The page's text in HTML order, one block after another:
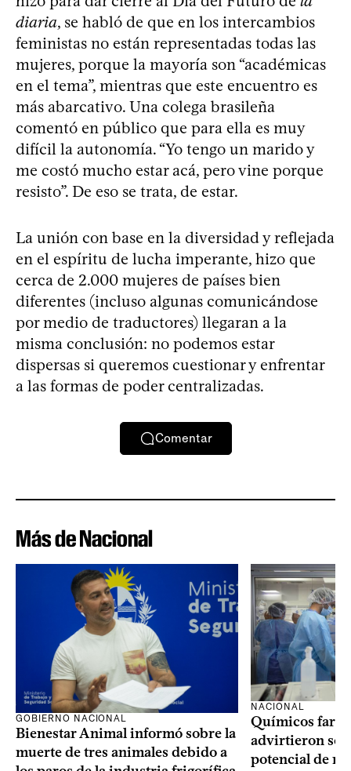
diaria, se habló de que en los intercambios
feministas no están representadas todas las
mujeres, porque la mayoría son “académicas
en el tema”, mientras que este encuentro es
más abarcativo. Una colega brasileña
comentó en público que para ella es muy
difícil la autonomía. “Yo tengo un marido y
me costó mucho estar acá, pero vine porque
resisto”. De eso se trata, de estar.
La unión con base en la diversidad y reflejada
en el espíritu de lucha imperante, hizo que
cerca de 2.000 mujeres de países bien
diferentes (incluso algunas comunicándose
por medio de traductores) llegaran a la
misma conclusión: no podemos estar
dispersas si queremos cuestionar y enfrentar
a las formas de poder centralizadas.
Comentar
Más de Nacional
GOBIERNO NACIONAL
Bienestar Animal informó sobre la
muerte de tres animales debido a
NACIONAL
Químicos
advirtieron
potencial de